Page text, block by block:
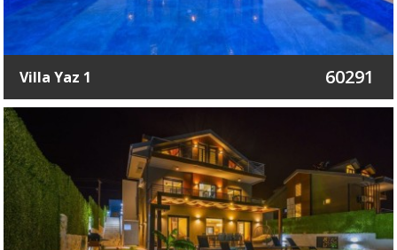
Villa Yaz 1 60291